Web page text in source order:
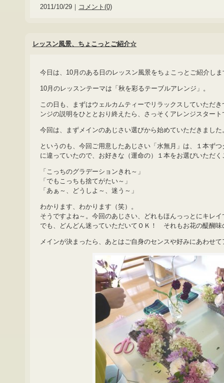
2011/10/29｜ コメント(0)
レッスン風景、ちょこっとご紹介☆
今日は、10月のある日のレッスン風景をちょこっとご紹介しま
10月のレッスンテーマは「秋を彩るテーブルアレンジ」。
この日も、まずはウェルカムティーでリラックスしていただ
ンジの説明をひととおり終えたら、さっそくアレンジスタート
今回は、まずメインのあじさい選びから始めていただきました
というのも、今回ご用意したあじさい「水無月」は、１本ず
に違っていたので、お好きな（運命の）１本をお選びいただ
「こっちのグラデーションきれ～」
「でもこっちも捨てがたい～」
「あぁ～、どうしよ～、迷う～」
わかります、わかります（笑）。
そうですよね～。今回のあじさい、どれもほんっっとにキレ
でも、どんどん迷っていただいてＯＫ！ それもお花の醍醐味
メインが決まったら、あとはご自身のセンスや好みにあわせ